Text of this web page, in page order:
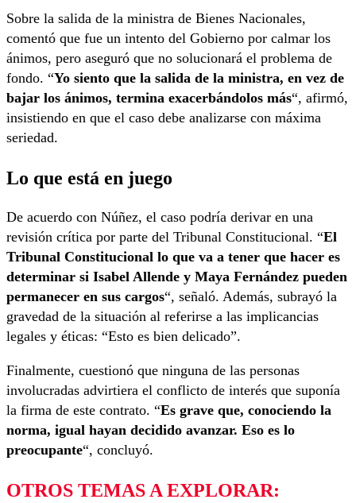
Sobre la salida de la ministra de Bienes Nacionales,
comentó que fue un intento del Gobierno por calmar los
ánimos, pero aseguró que no solucionará el problema de
fondo. “Yo siento que la salida de la ministra, en vez de
bajar los ánimos, termina exacerbándolos más“, afirmó,
insistiendo en que el caso debe analizarse con máxima
seriedad.
Lo que está en juego
De acuerdo con Núñez, el caso podría derivar en una
revisión crítica por parte del Tribunal Constitucional. “El
Tribunal Constitucional lo que va a tener que hacer es
determinar si Isabel Allende y Maya Fernández pueden
permanecer en sus cargos“, señaló. Además, subrayó la
gravedad de la situación al referirse a las implicancias
legales y éticas: “Esto es bien delicado”.
Finalmente, cuestionó que ninguna de las personas
involucradas advirtiera el conflicto de interés que suponía
la firma de este contrato. “Es grave que, conociendo la
norma, igual hayan decidido avanzar. Eso es lo
preocupante“, concluyó.
OTROS TEMAS A EXPLORAR: